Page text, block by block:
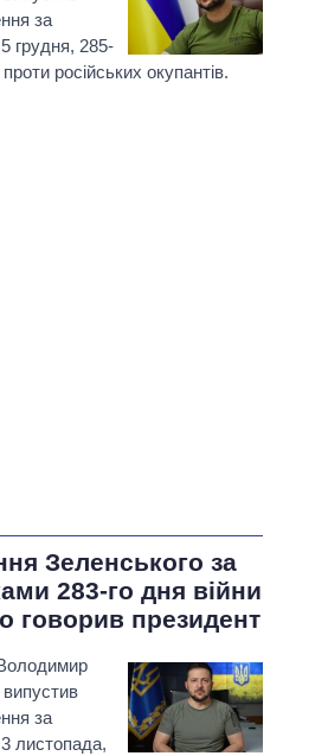
ПІДТРИМАТИ
ПОЛІТИКІВ
за
грудня, 285-
російських окупантів.
Зеленського за
283-го дня війни
говорив президент
за
листопада,